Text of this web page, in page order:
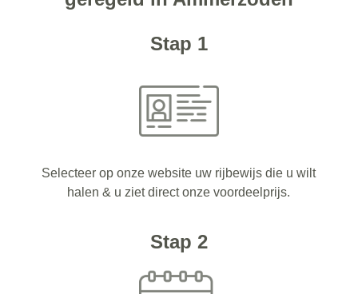
Stap 1
Selecteer op onze website uw rijbewijs die u wilt
halen & u ziet direct onze voordeelprijs.
Stap 2